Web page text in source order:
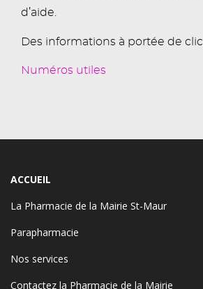
d’aide.
Des informations à portée de clic.
Numéros utiles
ACCUEIL
La Pharmacie de la Mairie St-Maur
Parapharmacie
Nos services
Contactez la Pharmacie de la Mairie